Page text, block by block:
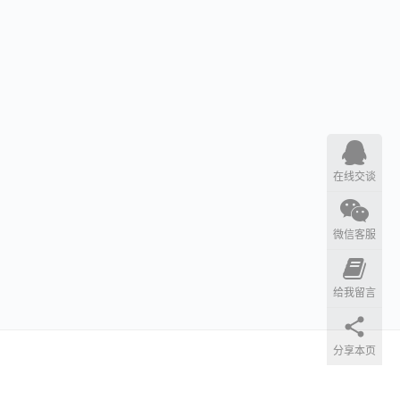
在线交谈
微信客服
给我留言
分享本页